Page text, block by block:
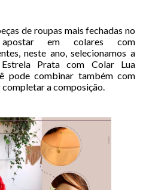
de roupas mais fechadas no
em colares com
neste ano, selecionamos a
Prata com Colar Lua
pode combinar também com
a composição.